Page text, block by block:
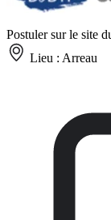
Postuler sur le site
Lieu : Arreau